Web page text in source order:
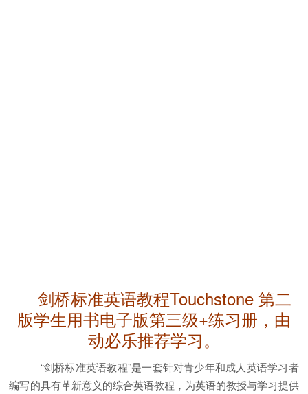
剑桥标准英语教程Touchstone 第二
版学生用书电子版第三级+练习册，由
动必乐推荐学习。
“剑桥标准英语教程”是一套针对青少年和成人英语学习者
编写的具有革新意义的综合英语教程，为英语的教授与学习提供